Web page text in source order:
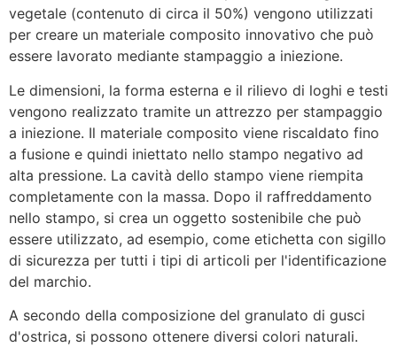
vegetale (contenuto di circa il 50%) vengono utilizzati
per creare un materiale composito innovativo che può
essere lavorato mediante stampaggio a iniezione.
Le dimensioni, la forma esterna e il rilievo di loghi e testi
vengono realizzato tramite un attrezzo per stampaggio
a iniezione. Il materiale composito viene riscaldato fino
a fusione e quindi iniettato nello stampo negativo ad
alta pressione. La cavità dello stampo viene riempita
completamente con la massa. Dopo il raffreddamento
nello stampo, si crea un oggetto sostenibile che può
essere utilizzato, ad esempio, come etichetta con sigillo
di sicurezza per tutti i tipi di articoli per l'identificazione
del marchio.
A secondo della composizione del granulato di gusci
d'ostrica, si possono ottenere diversi colori naturali.